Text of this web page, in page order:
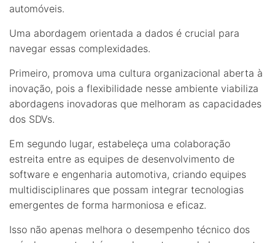
automóveis.
Uma abordagem orientada a dados é crucial para
navegar essas complexidades.
Primeiro, promova uma cultura organizacional aberta à
inovação, pois a flexibilidade nesse ambiente viabiliza
abordagens inovadoras que melhoram as capacidades
dos SDVs.
Em segundo lugar, estabeleça uma colaboração
estreita entre as equipes de desenvolvimento de
software e engenharia automotiva, criando equipes
multidisciplinares que possam integrar tecnologias
emergentes de forma harmoniosa e eficaz.
Isso não apenas melhora o desempenho técnico dos